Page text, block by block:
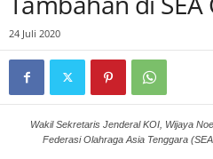
24 Juli 2020
Wakil Sekretaris Jenderal KOI, Wijaya
Federasi Olahraga Asia Tenggara